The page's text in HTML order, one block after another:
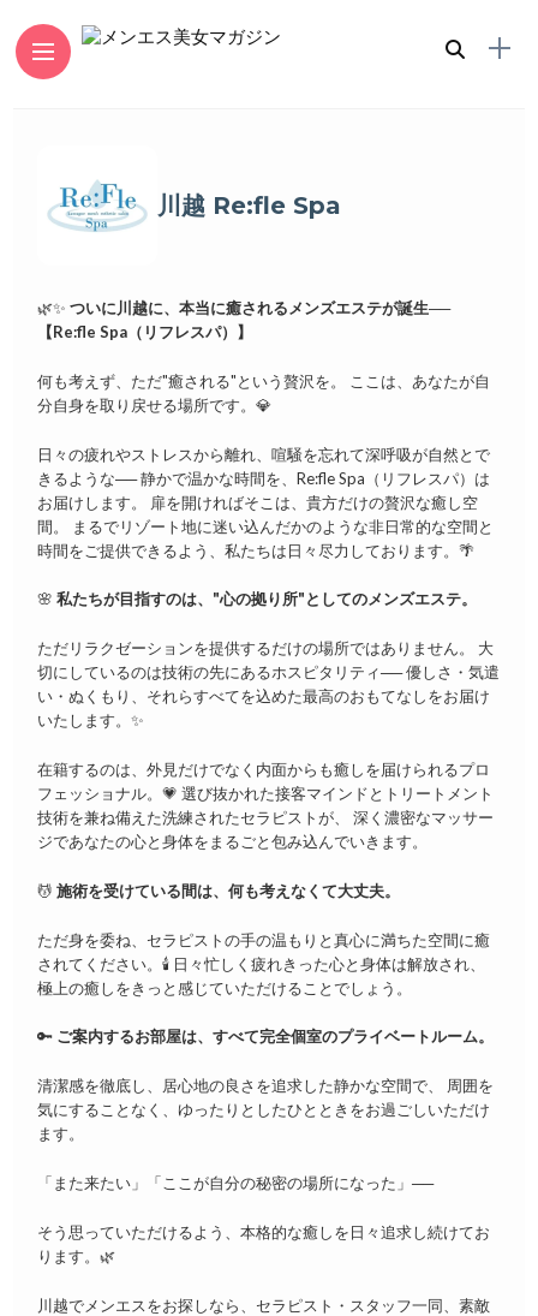
川越 Re:fle Spa
🌿✨ついに川越に、本当に癒されるメンズエステが誕生──
【Re:fle Spa（リフレスパ）】
何も考えず、ただ"癒される"という贅沢を。 ここは、あなたが自
分自身を取り戻せる場所です。💎
日々の疲れやストレスから離れ、喧騒を忘れて深呼吸が自然とで
きるような── 静かで温かな時間を、Re:fle Spa（リフレスパ）は
お届けします。 扉を開ければそこは、貴方だけの贅沢な癒し空
間。 まるでリゾート地に迷い込んだかのような非日常的な空間と
時間をご提供できるよう、私たちは日々尽力しております。🌴
🌸私たちが目指すのは、"心の拠り所"としてのメンズエステ。
ただリラクゼーションを提供するだけの場所ではありません。 大
切にしているのは技術の先にあるホスピタリティ── 優しさ・気遣
い・ぬくもり、それらすべてを込めた最高のおもてなしをお届け
いたします。✨
在籍するのは、外見だけでなく内面からも癒しを届けられるプロ
フェッショナル。💗 選び抜かれた接客マインドとトリートメント
技術を兼ね備えた洗練されたセラピストが、 深く濃密なマッサー
ジであなたの心と身体をまるごと包み込んでいきます。
💆施術を受けている間は、何も考えなくて大丈夫。
ただ身を委ね、セラピストの手の温もりと真心に満ちた空間に癒
されてください。🕯️ 日々忙しく疲れきった心と身体は解放され、
極上の癒しをきっと感じていただけることでしょう。
🔑 ご案内するお部屋は、すべて完全個室のプライベートルーム。
清潔感を徹底し、居心地の良さを追求した静かな空間で、 周囲を
気にすることなく、ゆったりとしたひとときをお過ごしいただけ
ます。
「また来たい」「ここが自分の秘密の場所になった」──
そう思っていただけるよう、本格的な癒しを日々追求し続けてお
ります。🌿
川越でメンエスをお探しなら、セラピスト・スタッフ一同、素敵